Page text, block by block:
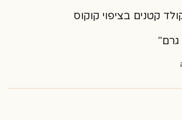
קטנים בציפוי קוקוס